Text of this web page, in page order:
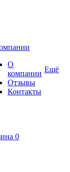
О
компании
Отзывы
Контакты
Ещё
0